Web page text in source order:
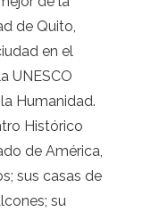
de Quito,
en el
UNESCO
Humanidad.
Histórico
de América,
sus casas de
su